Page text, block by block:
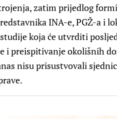
zatim prijedlog
INA-e, PGŽ-a i
koja će utvrditi
i preispitivanje okolišnih
nisu prisustvovali